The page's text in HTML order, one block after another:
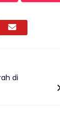
di